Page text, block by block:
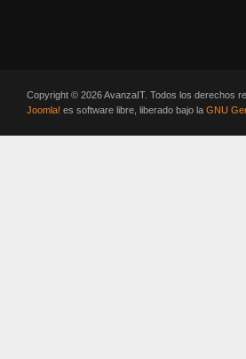
Copyright © 2026 AvanzaIT. Todos los derechos
Joomla! es software libre, liberado bajo la GNU